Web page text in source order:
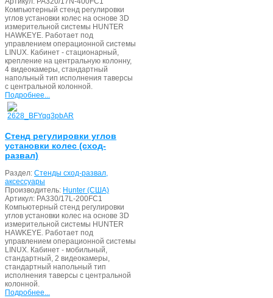
Компьютерный стенд регулировки
углов установки колес на основе 3D
измерительной системы HUNTER
HAWKEYE. Работает под
управлением операционной системы
LINUX. Кабинет - стационарный,
крепление на центральную колонну,
4 видеокамеры, стандартный
напольный тип исполнения таверсы
с центральной колонной.
Подробнее...
Стенд регулировки углов
установки колес (сход-
развал)
Раздел: Стенды сход-развал,
аксессуары
Производитель: Hunter (США)
Артикул: PA330/17L-200FC1
Компьютерный стенд регулировки
углов установки колес на основе 3D
измерительной системы HUNTER
HAWKEYE. Работает под
управлением операционной системы
LINUX. Кабинет - мобильный,
стандартный, 2 видеокамеры,
стандартный напольный тип
исполнения таверсы с центральной
колонной.
Подробнее...